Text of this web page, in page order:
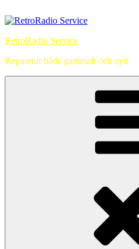
till
RetroRadio Service
Reparerar både gammalt och nytt